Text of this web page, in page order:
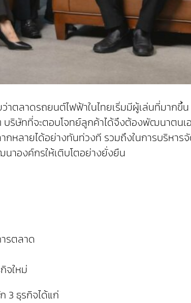
ตลาดรถยนต์ไฟฟ้าในไทยเริ่มมีผู้เล่นที่มากขึ้
ริษัทที่จะตอบโจทย์ลูกค้าได้จึงต้องพัฒนาตนเ
ลายได้อย่างทันท่วงที รวมถึงในการบริหาร
าองค์กรให้เติบโตอย่างยั่งยืน
รตลาด
จใหม่
3 ธุรกิจได้แก่